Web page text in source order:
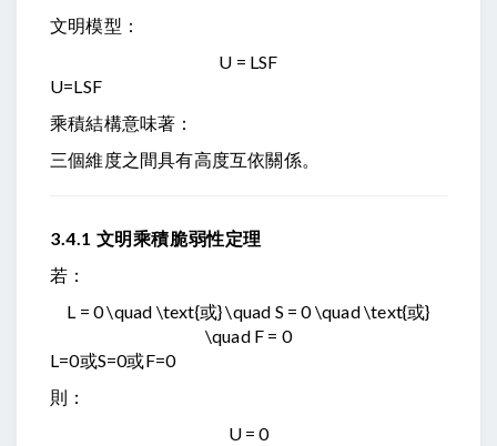
文明模型：
U = LSF
U=LSF
乘積結構意味著：
三個維度之間具有高度互依關係。
3.4.1 文明乘積脆弱性定理
若：
L = 0 \quad \text{或} \quad S = 0 \quad \text{或}
\quad F = 0
L=0或S=0或F=0
則：
U = 0